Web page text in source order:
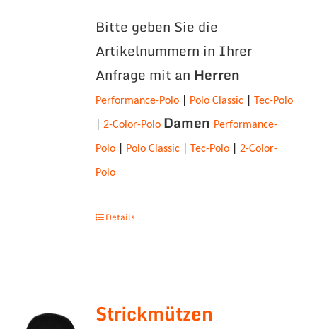
Bitte geben Sie die
Artikelnummern in Ihrer
Anfrage mit an Herren
Performance-Polo| Polo Classic| Tec-Polo
2-Color-Polo Damen Performance-
Polo| Polo Classic| Tec-Polo| 2-Color-
Polo
Details
Strickmützen